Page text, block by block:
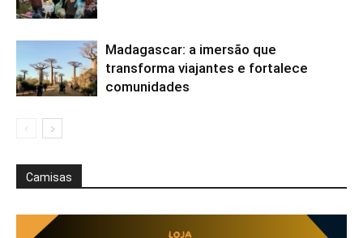
Madagascar: a imersão que
transforma viajantes e fortalece
comunidades
Camisas